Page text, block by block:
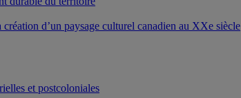
d’un paysage culturel canadien au XXe siècle
et postcoloniales